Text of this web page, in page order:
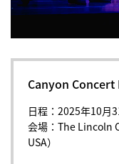
Canyon Concert
日程：2025年10月
会場：The Lincoln
USA）